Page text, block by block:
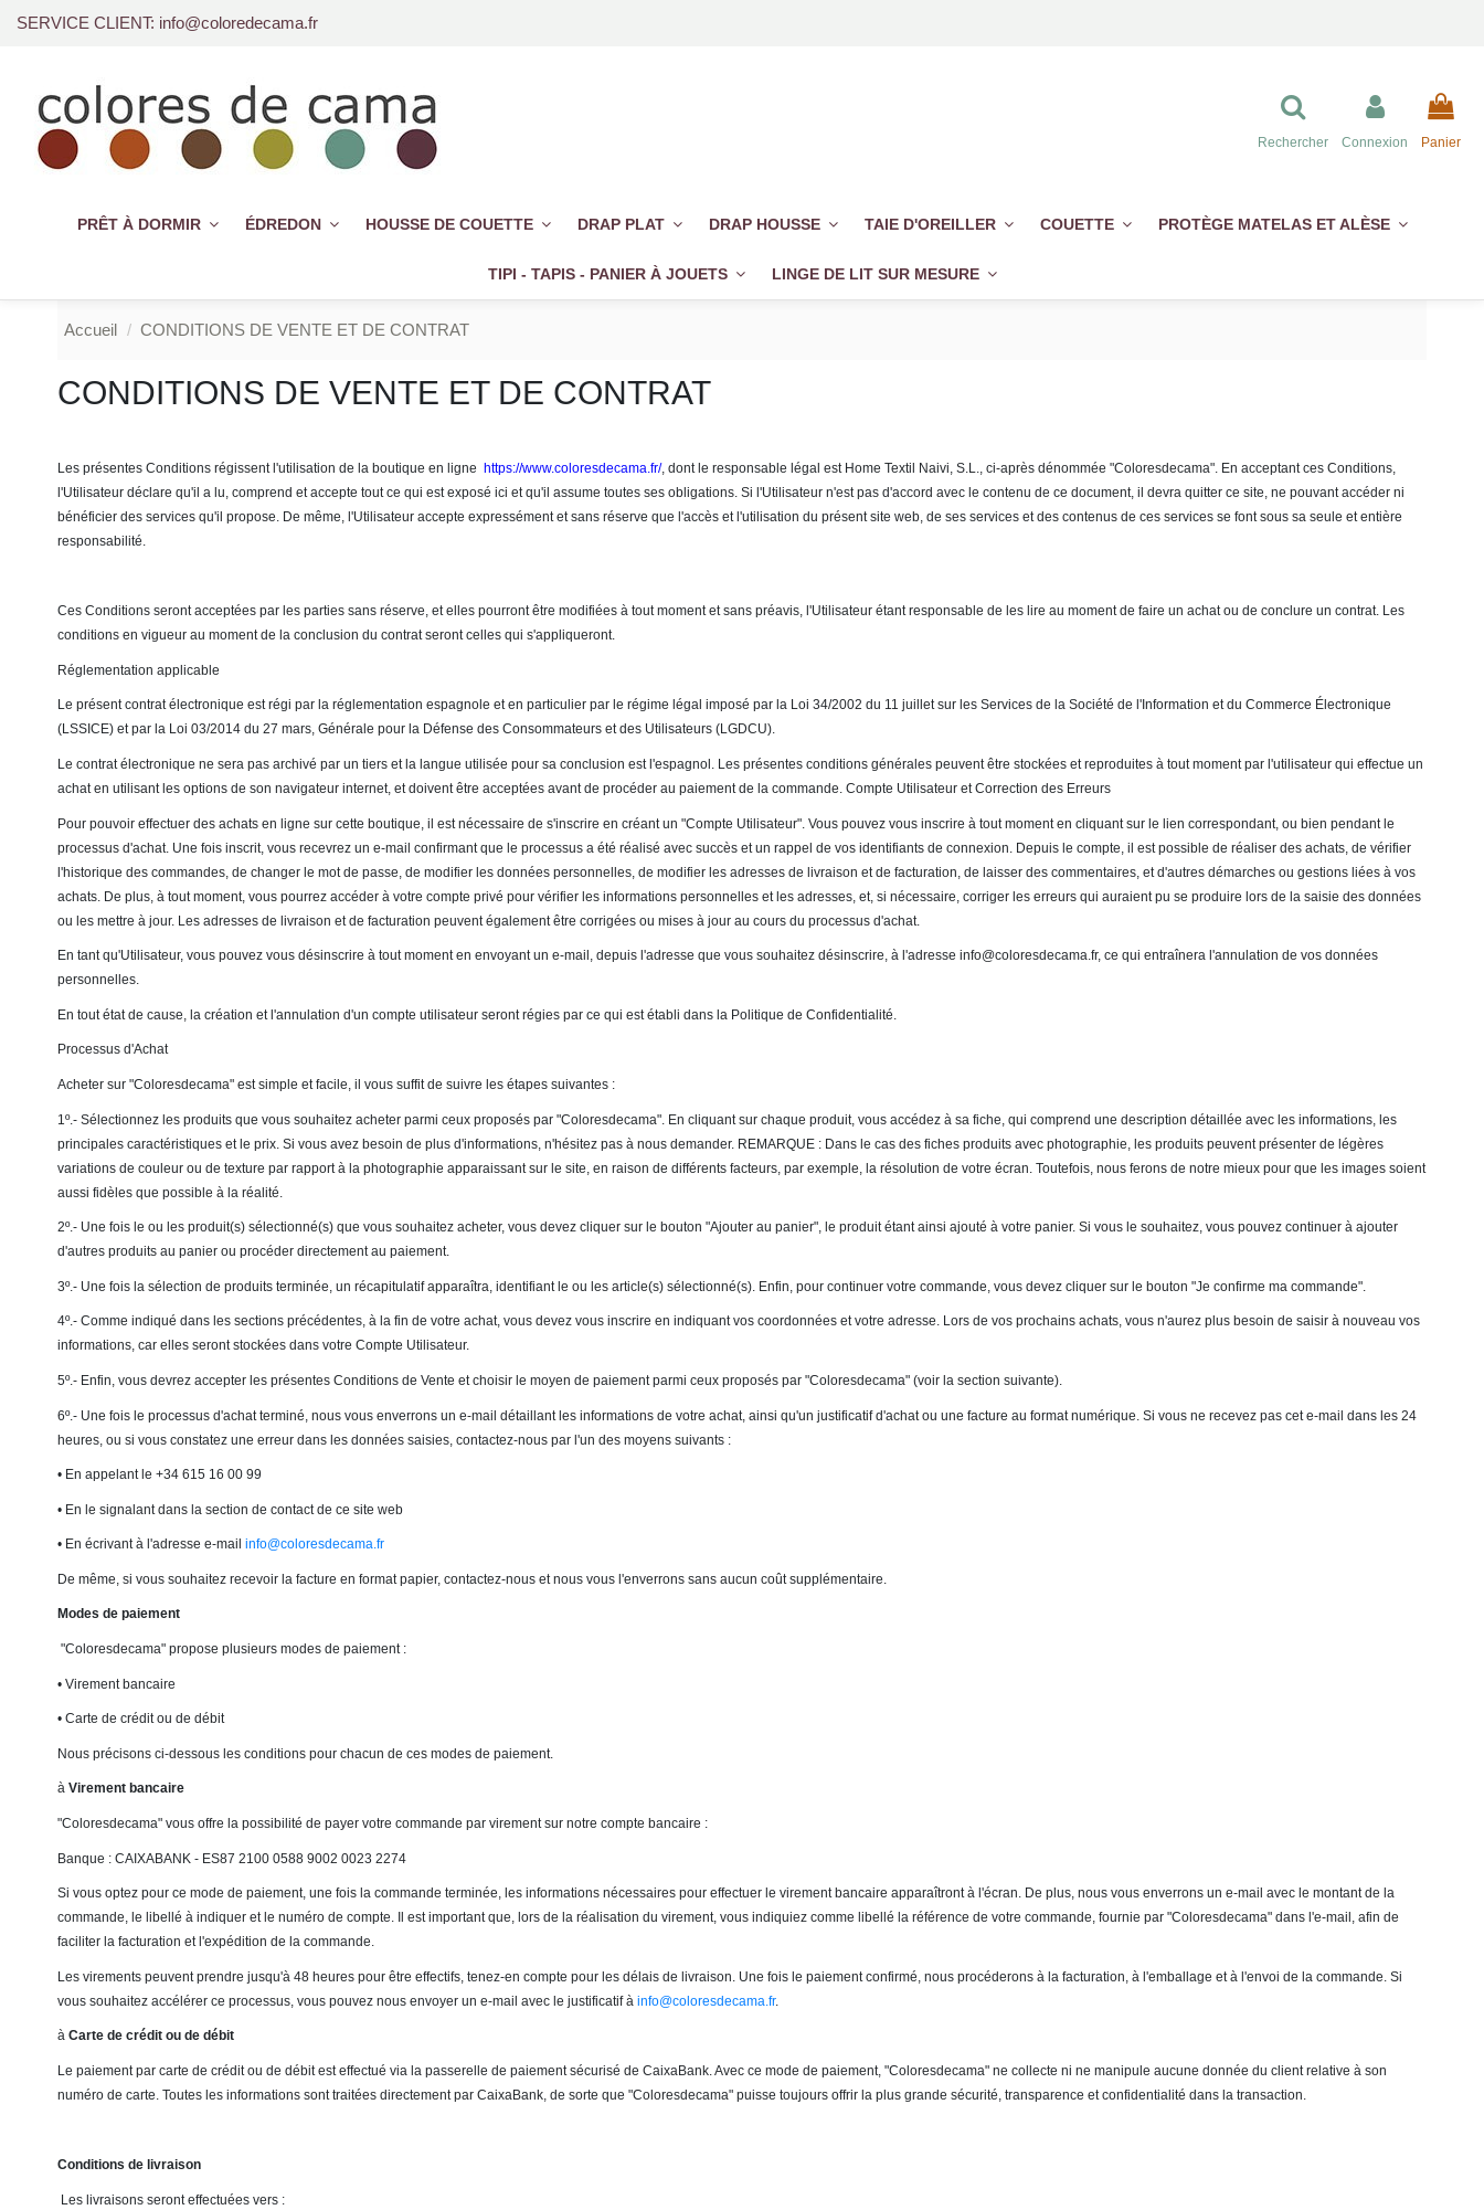
SERVICE CLIENT: info@coloredecama.fr
Rechercher Connexion Panier
PRÊT À DORMIR ÉDREDON HOUSSE DE COUETTE DRAP PLAT DRAP HOUSSE TAIE D'OREILLER COUETTE PROTÈGE MATELAS ET ALÈSE
TIPI - TAPIS - PANIER À JOUETS LINGE DE LIT SUR MESURE
Accueil CONDITIONS DE VENTE ET DE CONTRAT
CONDITIONS DE VENTE ET DE CONTRAT
Les présentes Conditions régissent l'utilisation de la boutique en ligne https://www.coloresdecama.fr/, dont le responsable légal est Home Textil Naivi, S.L., ci-après dénommée "Coloresdecama". En acceptant ces Conditions,
l'Utilisateur déclare qu'il a lu, comprend et accepte tout ce qui est exposé ici et qu'il assume toutes ses obligations. Si l'Utilisateur n'est pas d'accord avec le contenu de ce document, il devra quitter ce site, ne pouvant accéder ni
bénéficier des services qu'il propose. De même, l'Utilisateur accepte expressément et sans réserve que l'accès et l'utilisation du présent site web, de ses services et des contenus de ces services se font sous sa seule et entière
responsabilité.
Ces Conditions seront acceptées par les parties sans réserve, et elles pourront être modifiées à tout moment et sans préavis, l'Utilisateur étant responsable de les lire au moment de faire un achat ou de conclure un contrat. Les
conditions en vigueur au moment de la conclusion du contrat seront celles qui s'appliqueront.
Réglementation applicable
Le présent contrat électronique est régi par la réglementation espagnole et en particulier par le régime légal imposé par la Loi 34/2002 du 11 juillet sur les Services de la Société de l'Information et du Commerce Électronique
(LSSICE) et par la Loi 03/2014 du 27 mars, Générale pour la Défense des Consommateurs et des Utilisateurs (LGDCU).
Le contrat électronique ne sera pas archivé par un tiers et la langue utilisée pour sa conclusion est l'espagnol. Les présentes conditions générales peuvent être stockées et reproduites à tout moment par l'utilisateur qui effectue un
achat en utilisant les options de son navigateur internet, et doivent être acceptées avant de procéder au paiement de la commande. Compte Utilisateur et Correction des Erreurs
Pour pouvoir effectuer des achats en ligne sur cette boutique, il est nécessaire de s'inscrire en créant un "Compte Utilisateur". Vous pouvez vous inscrire à tout moment en cliquant sur le lien correspondant, ou bien pendant le
processus d'achat. Une fois inscrit, vous recevrez un e-mail confirmant que le processus a été réalisé avec succès et un rappel de vos identifiants de connexion. Depuis le compte, il est possible de réaliser des achats, de vérifier
l'historique des commandes, de changer le mot de passe, de modifier les données personnelles, de modifier les adresses de livraison et de facturation, de laisser des commentaires, et d'autres démarches ou gestions liées à vos
achats. De plus, à tout moment, vous pourrez accéder à votre compte privé pour vérifier les informations personnelles et les adresses, et, si nécessaire, corriger les erreurs qui auraient pu se produire lors de la saisie des données
ou les mettre à jour. Les adresses de livraison et de facturation peuvent également être corrigées ou mises à jour au cours du processus d'achat.
En tant qu'Utilisateur, vous pouvez vous désinscrire à tout moment en envoyant un e-mail, depuis l'adresse que vous souhaitez désinscrire, à l'adresse info@coloresdecama.fr, ce qui entraînera l'annulation de vos données
personnelles.
En tout état de cause, la création et l'annulation d'un compte utilisateur seront régies par ce qui est établi dans la Politique de Confidentialité.
Processus d'Achat
Acheter sur "Coloresdecama" est simple et facile, il vous suffit de suivre les étapes suivantes :
1º.- Sélectionnez les produits que vous souhaitez acheter parmi ceux proposés par "Coloresdecama". En cliquant sur chaque produit, vous accédez à sa fiche, qui comprend une description détaillée avec les informations, les
principales caractéristiques et le prix. Si vous avez besoin de plus d'informations, n'hésitez pas à nous demander. REMARQUE : Dans le cas des fiches produits avec photographie, les produits peuvent présenter de légères
variations de couleur ou de texture par rapport à la photographie apparaissant sur le site, en raison de différents facteurs, par exemple, la résolution de votre écran. Toutefois, nous ferons de notre mieux pour que les images soient
aussi fidèles que possible à la réalité.
2º.- Une fois le ou les produit(s) sélectionné(s) que vous souhaitez acheter, vous devez cliquer sur le bouton "Ajouter au panier", le produit étant ainsi ajouté à votre panier. Si vous le souhaitez, vous pouvez continuer à ajouter
d'autres produits au panier ou procéder directement au paiement.
3º.- Une fois la sélection de produits terminée, un récapitulatif apparaîtra, identifiant le ou les article(s) sélectionné(s). Enfin, pour continuer votre commande, vous devez cliquer sur le bouton "Je confirme ma commande".
4º.- Comme indiqué dans les sections précédentes, à la fin de votre achat, vous devez vous inscrire en indiquant vos coordonnées et votre adresse. Lors de vos prochains achats, vous n'aurez plus besoin de saisir à nouveau vos
informations, car elles seront stockées dans votre Compte Utilisateur.
5º.- Enfin, vous devrez accepter les présentes Conditions de Vente et choisir le moyen de paiement parmi ceux proposés par "Coloresdecama" (voir la section suivante).
6º.- Une fois le processus d'achat terminé, nous vous enverrons un e-mail détaillant les informations de votre achat, ainsi qu'un justificatif d'achat ou une facture au format numérique. Si vous ne recevez pas cet e-mail dans les 24
heures, ou si vous constatez une erreur dans les données saisies, contactez-nous par l'un des moyens suivants :
• En appelant le +34 615 16 00 99
• En le signalant dans la section de contact de ce site web
• En écrivant à l'adresse e-mail info@coloresdecama.fr
De même, si vous souhaitez recevoir la facture en format papier, contactez-nous et nous vous l'enverrons sans aucun coût supplémentaire.
Modes de paiement
"Coloresdecama" propose plusieurs modes de paiement :
• Virement bancaire
• Carte de crédit ou de débit
Nous précisons ci-dessous les conditions pour chacun de ces modes de paiement.
à Virement bancaire
"Coloresdecama" vous offre la possibilité de payer votre commande par virement sur notre compte bancaire :
Banque : CAIXABANK - ES87 2100 0588 9002 0023 2274
Si vous optez pour ce mode de paiement, une fois la commande terminée, les informations nécessaires pour effectuer le virement bancaire apparaîtront à l'écran. De plus, nous vous enverrons un e-mail avec le montant de la
commande, le libellé à indiquer et le numéro de compte. Il est important que, lors de la réalisation du virement, vous indiquiez comme libellé la référence de votre commande, fournie par "Coloresdecama" dans l'e-mail, afin de
faciliter la facturation et l'expédition de la commande.
Les virements peuvent prendre jusqu'à 48 heures pour être effectifs, tenez-en compte pour les délais de livraison. Une fois le paiement confirmé, nous procéderons à la facturation, à l'emballage et à l'envoi de la commande. Si
vous souhaitez accélérer ce processus, vous pouvez nous envoyer un e-mail avec le justificatif à info@coloresdecama.fr.
à Carte de crédit ou de débit
Le paiement par carte de crédit ou de débit est effectué via la passerelle de paiement sécurisé de CaixaBank. Avec ce mode de paiement, "Coloresdecama" ne collecte ni ne manipule aucune donnée du client relative à son
numéro de carte. Toutes les informations sont traitées directement par CaixaBank, de sorte que "Coloresdecama" puisse toujours offrir la plus grande sécurité, transparence et confidentialité dans la transaction.
Conditions de livraison
Les livraisons seront effectuées vers :